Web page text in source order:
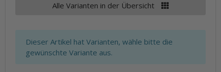
Alle Varianten in der Übersicht
x
Dieser Artikel hat Varianten, wähle bitte die
gewünschte Variante aus.